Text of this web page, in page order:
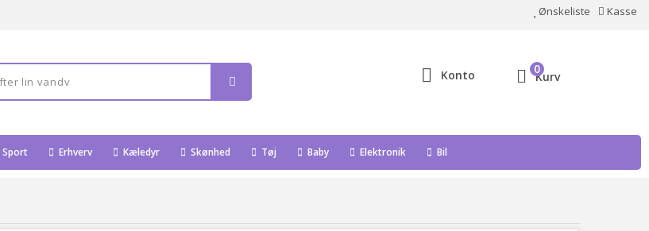
Ønskeliste Kasse
Konto Kurv
0
Sport Erhverv Kæledyr Skønhed Tøj Baby Elektronik Bil